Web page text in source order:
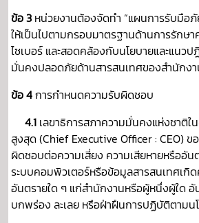
ข้อ 3 หน่วยงานต้องจัดทำ “แผนการรับมือภั
ให้เป็นไปตามกรอบมาตรฐานด้านการรักษ
ไซเบอร์ และสอดคล้องกับนโยบายและแนว
มั่นคงปลอดภัยด้านสารสนเทศของสำนักง
ข้อ 4การกำหนดความรับผิดชอบ
4.1 เลขาธิการสภาความมั่นคงแห่งชาติใ
สูงสุด (Chief Executive Officer : CEO)
ผิดชอบต่อความเสี่ยง ความเสียหายหรืออั
ระบบคอมพิวเตอร์หรือข้อมูลสารสนเทศเกิ
อันตรายใด ๆ แก่สำนักงานหรือผู้หนึ่งผู้ใด อั
บกพร่อง ละเลย หรือฝ่าฝืนการปฏิบัติตามน